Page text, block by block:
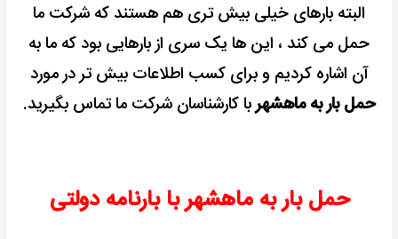
البته بارهای خیلی بیش تری هم هستند که شرکت ما
حمل می کند ، این ها یک سری از بارهایی بود که ما به
آن اشاره کردیم و برای کسب اطلاعات بیش تر در مورد
حمل بار به ماهشهربا کارشناسان شرکت ما تماس بگیرید.
حمل بار به ماهشهر با بارنامه دولتی